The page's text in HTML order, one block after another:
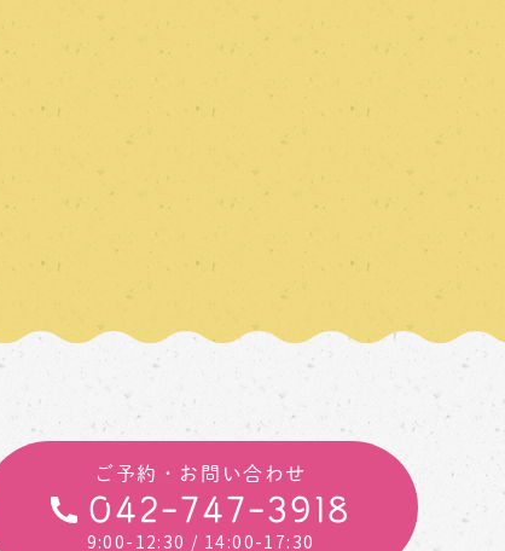
ご予約・お問い合わせ
042-747-3918
9:00-12:30 / 14:00-17:30